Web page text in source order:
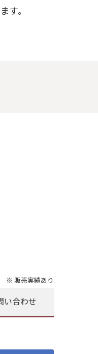
す。
※ 販売実績あり
い合わせ